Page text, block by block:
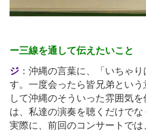
ー三線を通して伝えたいこと
ジ ：沖縄の言葉に、「いちゃ
す。一度会ったら皆兄弟とい
して沖縄のそういった雰囲気
は、私達の演奏を聴くだけでな
実際に、前回のコンサートで